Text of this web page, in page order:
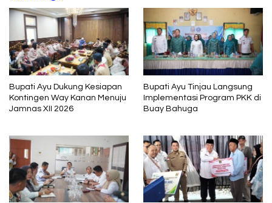
Bupati Ayu Dukung Kesiapan
Kontingen Way Kanan Menuju
Jamnas XII 2026
Bupati Ayu Tinjau Langsung
Implementasi Program PKK di
Buay Bahuga